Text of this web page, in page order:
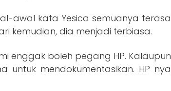
awal kata Yesica semuanya terasa
kemudian, dia menjadi terbiasa.
enggak boleh pegang HP. Kalaupun
mendokumentasikan. HP nya